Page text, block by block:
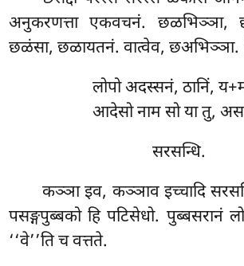
अनुकरणत्ता एकवचनं. छळभिञ्ञा,
छळंसा, छळायतनं. वात्वेव,
लोपोअदस्सनं, ठानिं,
आदेसो नाम सो या तु,
सरसन्धि.
कञ्ञा इव, कञ्ञाव इच्चादि
पसङ्गपुब्बको हि पटिसेधो. पुब्बसरानं
‘‘वे’’ति च वत्तते.